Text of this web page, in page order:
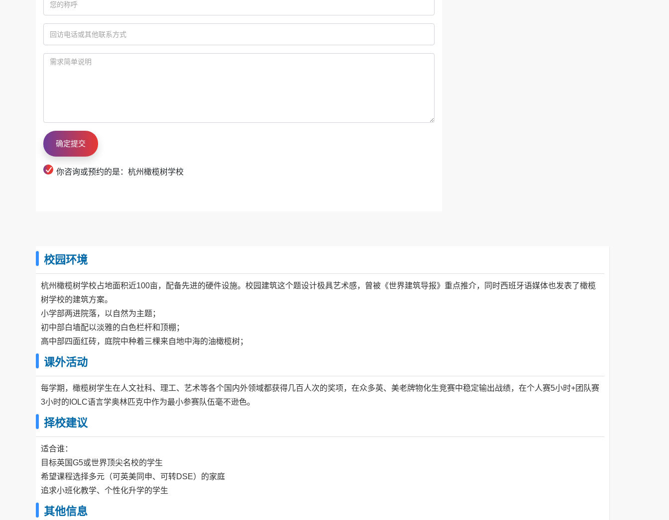
你咨询或预约的是：杭州橄榄树学校
校园环境
杭州橄榄树学校占地面积近100亩，配备先进的硬件设施。校园建筑这个题设计极具艺术感，曾被《世界建筑导报》重点推介，同时西班牙语媒体也发表了橄榄
树学校的建筑方案。
小学部两进院落，以自然为主题；
初中部白墙配以淡雅的白色栏杆和顶棚；
高中部四面红砖，庭院中种着三棵来自地中海的油橄榄树；
课外活动
每学期，橄榄树学生在人文社科、理工、艺术等各个国内外领域都获得几百人次的奖项，在众多英、美老牌物化生竞赛中稳定输出战绩，在个人赛5小时+团队赛
3小时的IOLC语言学奥林匹克中作为最小参赛队伍毫不逊色。
择校建议
适合谁：
目标英国G5或世界顶尖名校的学生
希望课程选择多元（可英美同申、可转DSE）的家庭
追求小班化教学、个性化升学的学生
其他信息